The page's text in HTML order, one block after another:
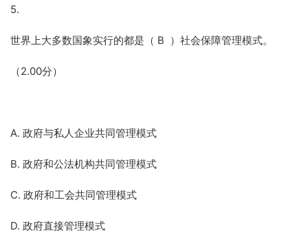
5.
世界上大多数国象实行的都是（ B ）社会保障管理模式。
（2.00分）
A. 政府与私人企业共同管理模式
B. 政府和公法机构共同管理模式
C. 政府和工会共同管理模式
D. 政府直接管理模式